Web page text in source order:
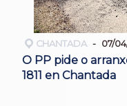
CHANTADA 07/
O PP pide o
1811 en Chantada